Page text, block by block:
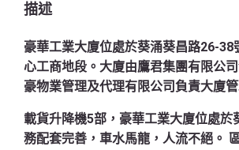
描述
豪華工業大廈位處於葵涌葵昌路26-38
心工商地段。大廈由鷹君集團有限公
豪物業管理及代理有限公司負責大廈管
載貨升降機5部，豪華工業大廈位處於
務配套完善，車水馬龍，人流不絕。